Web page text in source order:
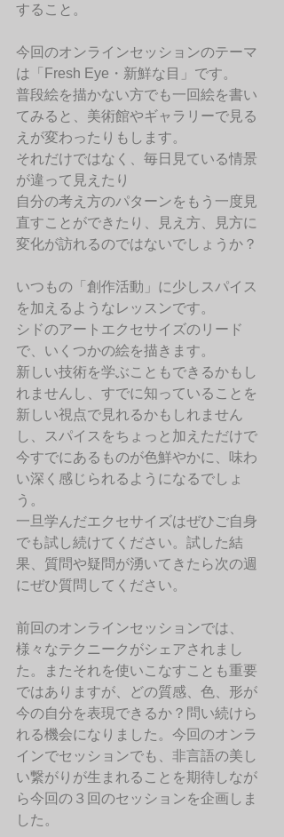
すること。
今回のオンラインセッションのテーマ
は「Fresh Eye・新鮮な目」です。
普段絵を描かない方でも一回絵を書い
てみると、美術館やギャラリーで見る
えが変わったりもします。
それだけではなく、毎日見ている情景
が違って見えたり
自分の考え方のパターンをもう一度見
直すことができたり、見え方、見方に
変化が訪れるのではないでしょうか？
いつもの「創作活動」に少しスパイス
を加えるようなレッスンです。
シドのアートエクセサイズのリード
で、いくつかの絵を描きます。
新しい技術を学ぶこともできるかもし
れませんし、すでに知っていることを
新しい視点で見れるかもしれません
し、スパイスをちょっと加えただけで
今すでにあるものが色鮮やかに、味わ
い深く感じられるようになるでしょ
う。
一旦学んだエクセサイズはぜひご自身
でも試し続けてください。試した結
果、質問や疑問が湧いてきたら次の週
にぜひ質問してください。
前回のオンラインセッションでは、
様々なテクニークがシェアされまし
た。またそれを使いこなすことも重要
ではありますが、どの質感、色、形が
今の自分を表現できるか？問い続けら
れる機会になりました。今回のオンラ
インでセッションでも、非言語の美し
い繋がりが生まれることを期待しなが
ら今回の３回のセッションを企画しま
した。